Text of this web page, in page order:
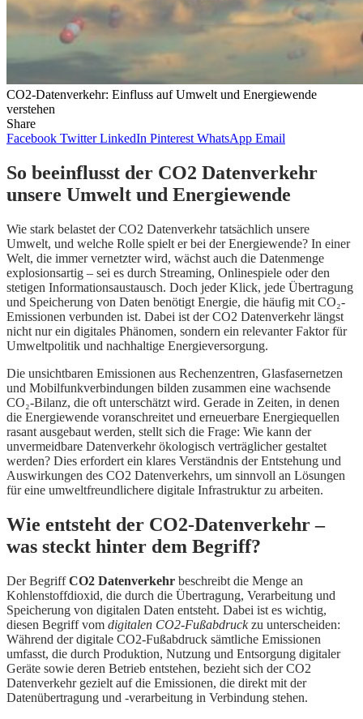
CO2-Datenverkehr: Einfluss auf Umwelt und Energiewende
verstehen
Share
Facebook Twitter LinkedIn Pinterest WhatsApp Email
So beeinflusst der CO2 Datenverkehr
unsere Umwelt und Energiewende
Wie stark belastet der CO2 Datenverkehr tatsächlich unsere
Umwelt, und welche Rolle spielt er bei der Energiewende? In einer
Welt, die immer vernetzter wird, wächst auch die Datenmenge
explosionsartig – sei es durch Streaming, Onlinespiele oder den
stetigen Informationsaustausch. Doch jeder Klick, jede Übertragung
und Speicherung von Daten benötigt Energie, die häufig mit CO₂-
Emissionen verbunden ist. Dabei ist der CO2 Datenverkehr längst
nicht nur ein digitales Phänomen, sondern ein relevanter Faktor für
Umweltpolitik und nachhaltige Energieversorgung.
Die unsichtbaren Emissionen aus Rechenzentren, Glasfasernetzen
und Mobilfunkverbindungen bilden zusammen eine wachsende
CO₂-Bilanz, die oft unterschätzt wird. Gerade in Zeiten, in denen
die Energiewende voranschreitet und erneuerbare Energiequellen
rasant ausgebaut werden, stellt sich die Frage: Wie kann der
unvermeidbare Datenverkehr ökologisch verträglicher gestaltet
werden? Dies erfordert ein klares Verständnis der Entstehung und
Auswirkungen des CO2 Datenverkehrs, um sinnvoll an Lösungen
für eine umweltfreundlichere digitale Infrastruktur zu arbeiten.
Wie entsteht der CO2-Datenverkehr –
was steckt hinter dem Begriff?
Der BegriffCO2 Datenverkehr beschreibt die Menge an
Kohlenstoffdioxid, die durch die Übertragung, Verarbeitung und
Speicherung von digitalen Daten entsteht. Dabei ist es wichtig,
diesen Begriff vom digitalen CO2-Fußabdruckzu unterscheiden:
Während der digitale CO2-Fußabdruck sämtliche Emissionen
umfasst, die durch Produktion, Nutzung und Entsorgung digitaler
Geräte sowie deren Betrieb entstehen, bezieht sich der CO2
Datenverkehr gezielt auf die Emissionen, die direkt mit der
Datenübertragung und -verarbeitung in Verbindung stehen.